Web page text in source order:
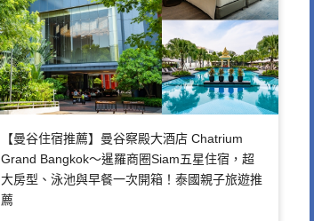
【曼谷住宿推薦】曼谷察殿大酒店 Chatrium
Grand Bangkok～暹羅商圈Siam五星住宿，超
大房型、泳池與早餐一次開箱！泰國親子旅遊推
薦